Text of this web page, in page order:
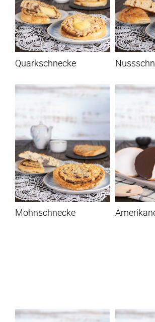
Quarkschnecke
Mohnschnecke